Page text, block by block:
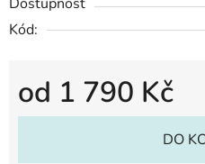
Kód:
od 1 790 Kč
Měrná cena:
DO